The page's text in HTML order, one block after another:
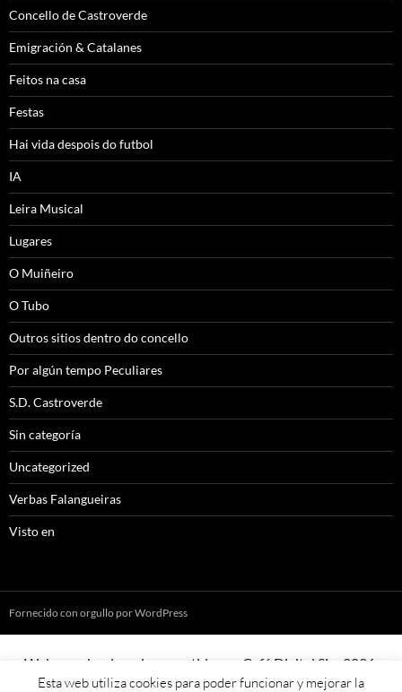
Concello de Castroverde
Emigración & Catalanes
Feitos na casa
Festas
Hai vida despois do futbol
IA
Leira Musical
Lugares
O Muiñeiro
O Tubo
Outros sitios dentro do concello
Por algún tempo Peculiares
S.D. Castroverde
Sin categoría
Uncategorized
Verbas Falangueiras
Visto en
Fornecido con orgullo por WordPress
Web creada, aloxada e mantida por Café Dixital SL - 2026.
Visítanos en https://cafedixital.comou ponte en contacto con
Esta web utiliza cookies para poder funcionar y mejorar la